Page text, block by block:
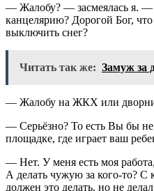
— Жалобу? — засмеялась я. —
канцелярию? Дорогой Бог,
выключить снег?
Читать так же: Замуж за
— Жалобу на ЖКХ или
— Серьёзно? То есть Вы бы не
площадке, где играет ваш
— Нет. У меня есть моя
А делать чужую за кого-то? С
должен это делать, но не